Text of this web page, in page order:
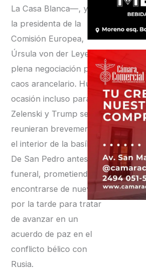
La Casa Blanca—, y con
la presidenta de la
Comisión Europea,
Úrsula von der Leyen, en
plena negociación por el
caos arancelario. Hubo
ocasión incluso para que
Zelenski y Trump se
reunieran brevemente en
el interior de la basílica
De San Pedro antes del
funeral, prometiendo
encontrarse de nuevo
por la tarde para tratar
de avanzar en un
acuerdo de paz en el
conflicto bélico con
Rusia.